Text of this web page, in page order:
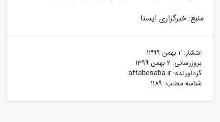
منبع: خبرگزاری ایسنا
انتشار: 2 بهمن 1399
بروزرسانی: 2 بهمن 1399
گردآورنده: aftabesaba.ir
شناسه مطلب: 1189